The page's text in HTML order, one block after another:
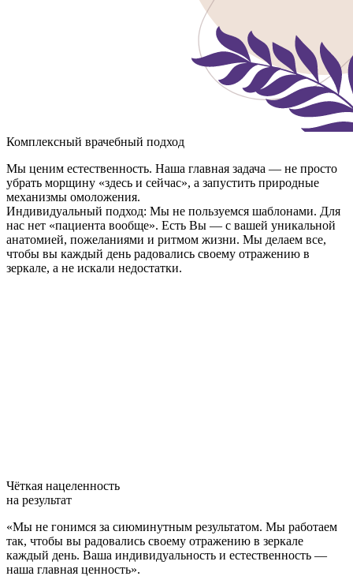
Комплексный врачебный подход
Мы ценим естественность. Наша главная задача — не просто
убрать морщину «здесь и сейчас», а запустить природные
механизмы омоложения.
Индивидуальный подход: Мы не пользуемся шаблонами. Для
нас нет «пациента вообще». Есть Вы — с вашей уникальной
анатомией, пожеланиями и ритмом жизни. Мы делаем все,
чтобы вы каждый день радовались своему отражению в
зеркале, а не искали недостатки.
Чёткая нацеленность
на результат
«Мы не гонимся за сиюминутным результатом. Мы работаем
так, чтобы вы радовались своему отражению в зеркале
каждый день. Ваша индивидуальность и естественность —
наша главная ценность».